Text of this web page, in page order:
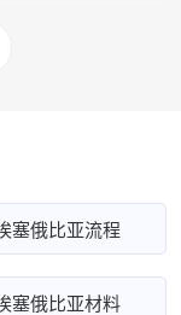
塞俄比亚流程
塞俄比亚材料